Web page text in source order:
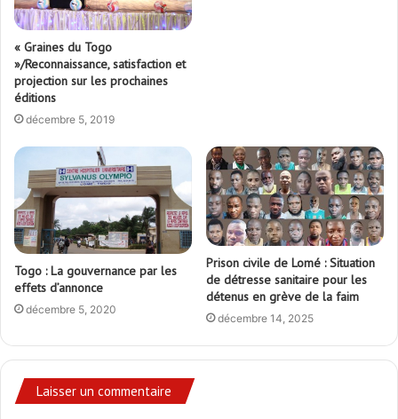
« Graines du Togo
»/Reconnaissance, satisfaction et
projection sur les prochaines
éditions
décembre 5, 2019
Togo : La gouvernance par les
effets d’annonce
décembre 5, 2020
Prison civile de Lomé : Situation
de détresse sanitaire pour les
détenus en grève de la faim
décembre 14, 2025
Laisser un commentaire